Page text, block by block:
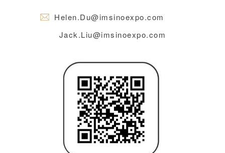
Helen.Du@imsinoexpo.com
Jack.Liu@imsinoexpo.com